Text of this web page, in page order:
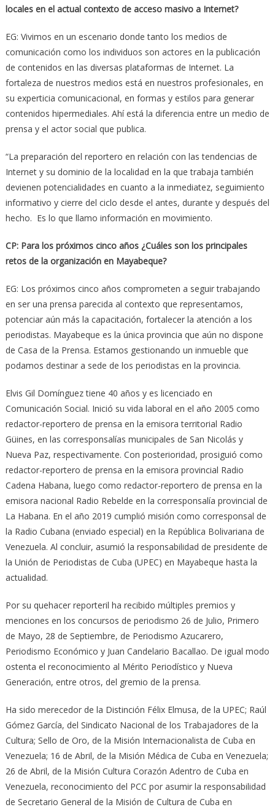
locales en el actual contexto de acceso masivo a Internet?
EG: Vivimos en un escenario donde tanto los medios de
comunicación como los individuos son actores en la publicación
de contenidos en las diversas plataformas de Internet. La
fortaleza de nuestros medios está en nuestros profesionales, en
su experticia comunicacional, en formas y estilos para generar
contenidos hipermediales. Ahí está la diferencia entre un medio de
prensa y el actor social que publica.
“La preparación del reportero en relación con las tendencias de
Internet y su dominio de la localidad en la que trabaja también
devienen potencialidades en cuanto a la inmediatez, seguimiento
informativo y cierre del ciclo desde el antes, durante y después del
hecho. Es lo que llamo información en movimiento.
CP: Para los próximos cinco años ¿Cuáles son los principales
retos de la organización en Mayabeque?
EG: Los próximos cinco años comprometen a seguir trabajando
en ser una prensa parecida al contexto que representamos,
potenciar aún más la capacitación, fortalecer la atención a los
periodistas. Mayabeque es la única provincia que aún no dispone
de Casa de la Prensa. Estamos gestionando un inmueble que
podamos destinar a sede de los periodistas en la provincia.
Elvis Gil Domínguez tiene 40 años y es licenciado en
Comunicación Social. Inició su vida laboral en el año 2005 como
redactor-reportero de prensa en la emisora territorial Radio
Güines, en las corresponsalías municipales de San Nicolás y
Nueva Paz, respectivamente. Con posterioridad, prosiguió como
redactor-reportero de prensa en la emisora provincial Radio
Cadena Habana, luego como redactor-reportero de prensa en la
emisora nacional Radio Rebelde en la corresponsalía provincial de
La Habana. En el año 2019 cumplió misión como corresponsal de
la Radio Cubana (enviado especial) en la República Bolivariana de
Venezuela. Al concluir, asumió la responsabilidad de presidente de
la Unión de Periodistas de Cuba (UPEC) en Mayabeque hasta la
actualidad.
Por su quehacer reporteril ha recibido múltiples premios y
menciones en los concursos de periodismo 26 de Julio, Primero
de Mayo, 28 de Septiembre, de Periodismo Azucarero,
Periodismo Económico y Juan Candelario Bacallao. De igual modo
ostenta el reconocimiento al Mérito Periodístico y Nueva
Generación, entre otros, del gremio de la prensa.
Ha sido merecedor de la Distinción Félix Elmusa, de la UPEC; Raúl
Gómez García, del Sindicato Nacional de los Trabajadores de la
Cultura; Sello de Oro, de la Misión Internacionalista de Cuba en
Venezuela; 16 de Abril, de la Misión Médica de Cuba en Venezuela;
26 de Abril, de la Misión Cultura Corazón Adentro de Cuba en
Venezuela, reconocimiento del PCC por asumir la responsabilidad
de Secretario General de la Misión de Cultura de Cuba en